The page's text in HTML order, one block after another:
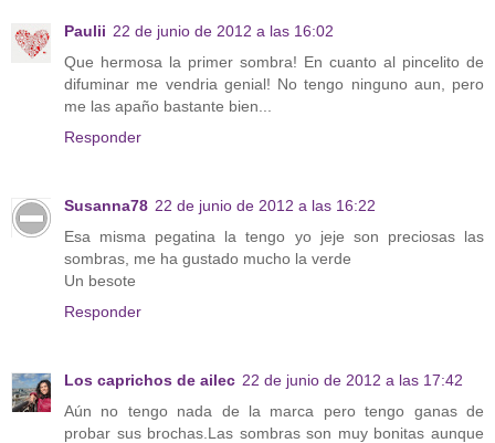
Paulii 22 de junio de 2012 a las 16:02
Que hermosa la primer sombra! En cuanto al pincelito de
difuminar me vendria genial! No tengo ninguno aun, pero
me las apaño bastante bien...
Responder
Susanna78 22 de junio de 2012 a las 16:22
Esa misma pegatina la tengo yo jeje son preciosas las
sombras, me ha gustado mucho la verde
Un besote
Responder
Los caprichos de ailec 22 de junio de 2012 a las 17:42
Aún no tengo nada de la marca pero tengo ganas de
probar sus brochas.Las sombras son muy bonitas aunque